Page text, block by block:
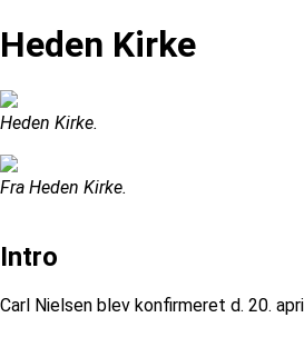
Heden Kirke
Heden Kirke.
Fra Heden Kirke.
Intro
Carl Nielsen blev konfirmeret d. 20.